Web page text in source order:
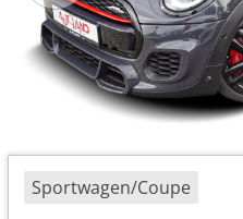
Sportwagen/Coupe